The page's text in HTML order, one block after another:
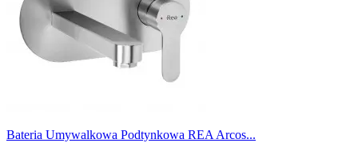
Bateria Umywalkowa Podtynkowa REA Arcos...